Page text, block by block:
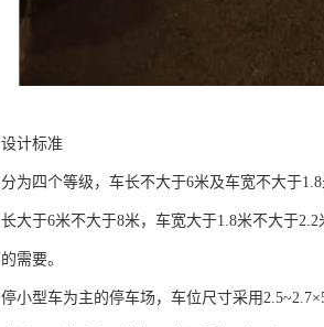
设计标准
分为四个等级，车长不大于6米及车宽不大于
长大于6米不大于8米，车宽大于1.8米不大于
的需要。
停小型车为主的停车场，车位尺寸采用